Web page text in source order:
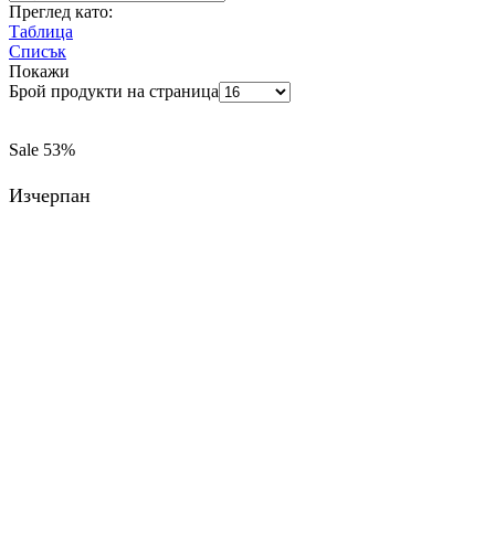
Преглед като:
Таблица
Списък
Покажи
Брой продукти на страница
Sale 53%
Изчерпан